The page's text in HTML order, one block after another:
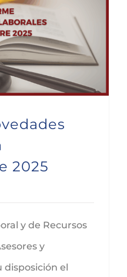
2025
y de Recursos
y
disposición el